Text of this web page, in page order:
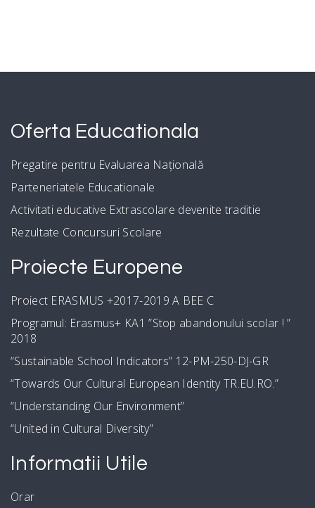
Oferta Educationala
Pregatire pentru Evaluarea Națională
Parteneriatele Educationale
Activitati educative Extrascolare devenite traditie
Rezultate Concursuri Scolare
Proiecte Europene
Proiect ERASMUS +2017-2019 A BEE C
Programul: Erasmus+ KA1 ”Stop abandonului scolar ! ”
2018
“Sustainable School Indicators” 12-PM-250-DJ-GR
“Towards Our Cultural European Identity TR.EU.RO.”
“Understanding Our Environment”
“United in Cultural Diversity”
Informatii Utile
Orar